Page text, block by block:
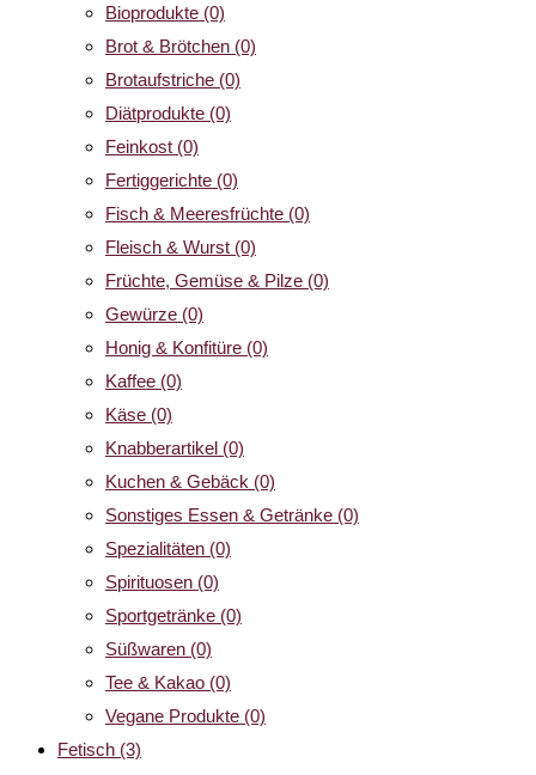
Bioprodukte (0)
Brot & Brötchen (0)
Brotaufstriche (0)
Diätprodukte (0)
Feinkost (0)
Fertiggerichte (0)
Fisch & Meeresfrüchte (0)
Fleisch & Wurst (0)
Früchte, Gemüse & Pilze (0)
Gewürze (0)
Honig & Konfitüre (0)
Kaffee (0)
Käse (0)
Knabberartikel (0)
Kuchen & Gebäck (0)
Sonstiges Essen & Getränke (0)
Spezialitäten (0)
Spirituosen (0)
Sportgetränke (0)
Süßwaren (0)
Tee & Kakao (0)
Vegane Produkte (0)
Fetisch (3)